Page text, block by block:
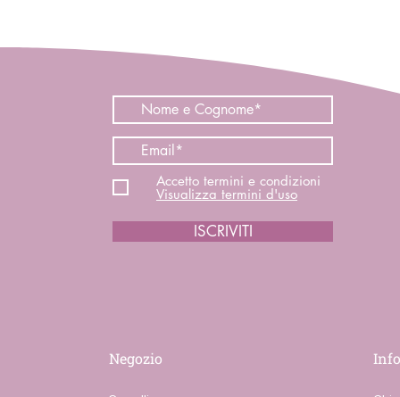
Negozio
Accetto termini e condizioni
Visualizza termini d'uso
ISCRIVITI